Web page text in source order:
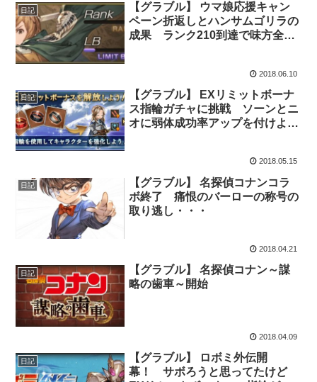
日記
【グラブル】 ウマ娘応援キャン
ペーン折返しとハンサムゴリラの
成果 ランク210到達で味方全体
2018.06.10
日記
【グラブル】 EXリミットボーナ
ス指輪ガチャに挑戦 ソーンとニ
オに弱体成功率アップを付けよう
2018.05.15
日記
【グラブル】 名探偵コナンコラ
ボ終了 痛恨のバーローの称号の
取り逃し・・・
2018.04.21
日記
【グラブル】 名探偵コナン～謀
略の歯車～開始
2018.04.09
日記
【グラブル】 ロボミ外伝開
幕！ サボろうと思ってたけど